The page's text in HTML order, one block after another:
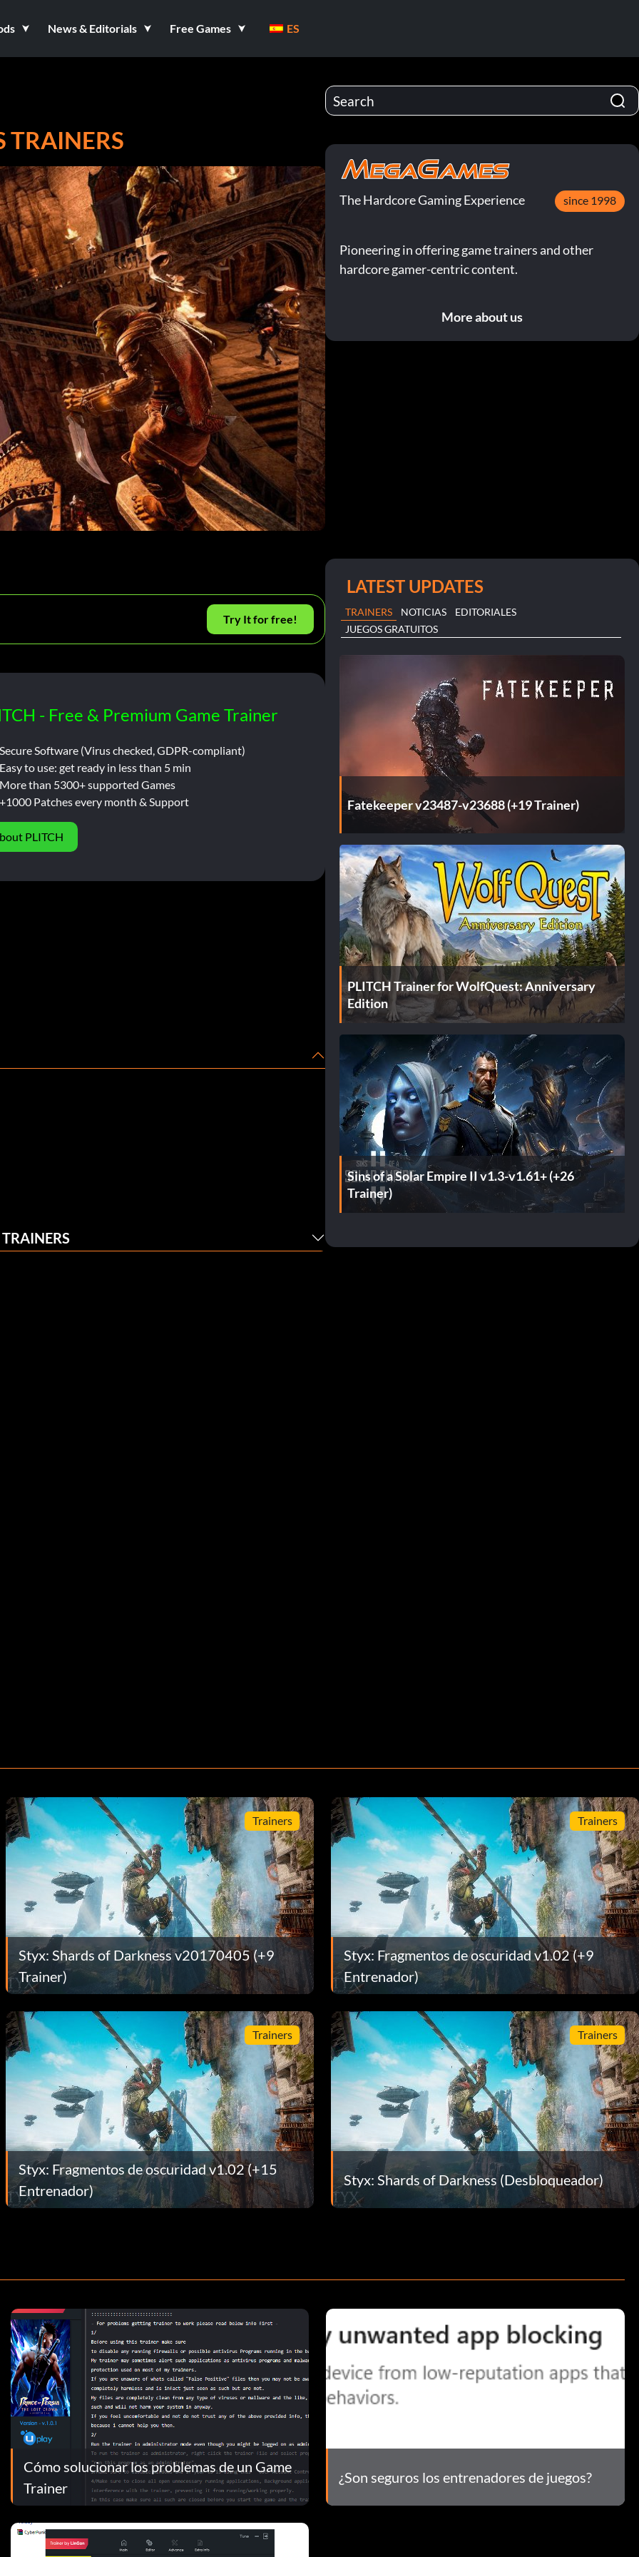
News & Editorials Free Games ES
TRAINERS
Try It for free!
- Free & Premium Game Trainer
Software (Virus checked, GDPR-compliant)
to use: get ready in less than 5 min
than 5300+ supported Games
Patches every month & Support
PLITCH
The Hardcore Gaming Experience since 1998
Pioneering in offering game trainers and other
hardcore gamer-centric content.
More about us
LATEST UPDATES
TRAINERS NOTICIAS
EDITORIALES
JUEGOS GRATUITOS
Fatekeeper v23487-v23688 (+19 Trainer)
PLITCH Trainer for WolfQuest: Anniversary
Edition
Sins of a Solar Empire II v1.3-v1.61+ (+26
Trainer)
Trainers
Styx: Shards of Darkness v20170405 (+9
Trainer)
Trainers
Styx: Fragmentos de oscuridad v1.02 (+9
Entrenador)
Trainers
Styx: Fragmentos de oscuridad v1.02 (+15
Entrenador)
Trainers
Styx: Shards of Darkness (Desbloqueador)
Cómo solucionar los problemas de un Game
Trainer
¿Son seguros los entrenadores de juegos?